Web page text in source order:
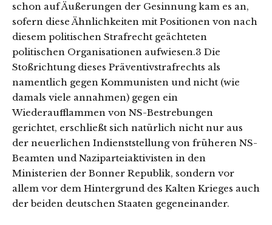
schon auf Äußerungen der Gesinnung kam es an,
sofern diese Ähnlichkeiten mit Positionen von nach
diesem politischen Strafrecht geächteten
politischen Organisationen aufwiesen.3 Die
Stoßrichtung dieses Präventivstrafrechts als
namentlich gegen Kommunisten und nicht (wie
damals viele annahmen) gegen ein
Wiederaufflammen von NS-Bestrebungen
gerichtet, erschließt sich natürlich nicht nur aus
der neuerlichen Indienststellung von früheren NS-
Beamten und Naziparteiaktivisten in den
Ministerien der Bonner Republik, sondern vor
allem vor dem Hintergrund des Kalten Krieges auch
der beiden deutschen Staaten gegeneinander.